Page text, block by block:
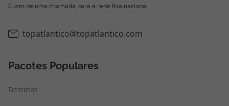
Custo de uma chamada para a rede fixa nacional
topatlantico@topatlantico.com
Pacotes Populares
Destinos